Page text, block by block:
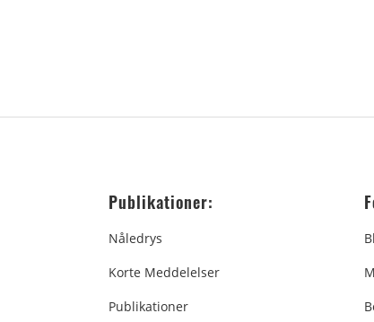
Publikationer:
Nåledrys
Korte Meddelelser
Publikationer